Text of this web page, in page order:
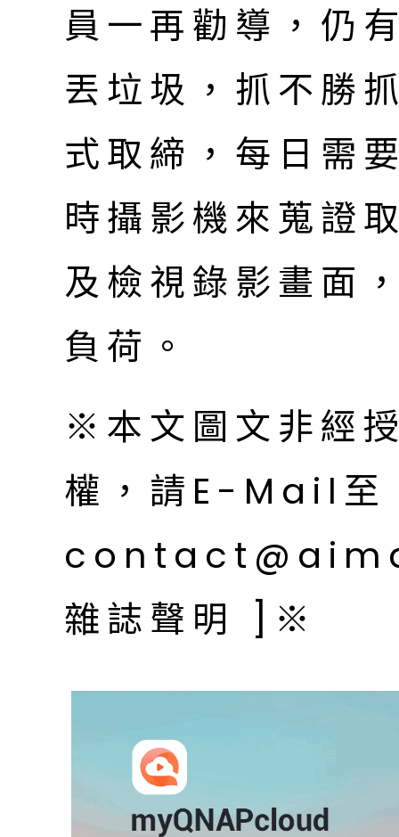
員一再勸導，仍
丟垃圾，抓不勝
式取締，每日需
時攝影機來蒐證
及檢視錄影畫面
負荷。
※本文圖文非經
權，請E-Mail至
雜誌聲明 ]※